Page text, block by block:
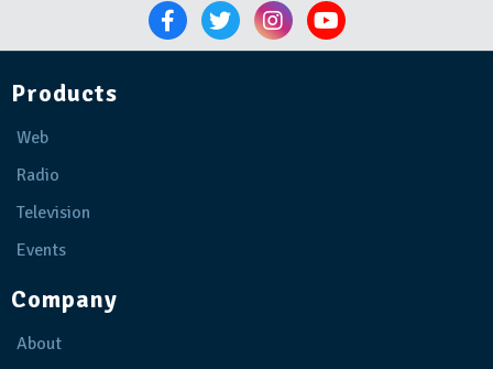
Products
Web
Radio
Television
Events
Company
About